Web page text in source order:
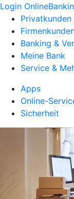
Login
Privatkunden
Banking &
Meine Bank
Service &
Apps
Online-
Sicherheit